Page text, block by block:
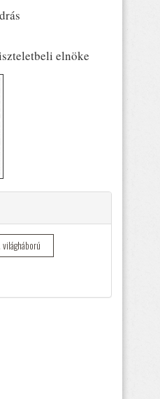
elnöke
világháború